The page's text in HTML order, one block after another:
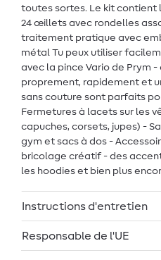
toutes sortes. Le kit contient
24 œillets avec rondelles
traitement pratique avec
métal Tu peux utiliser
avec la pince Vario de Prym
proprement, rapidement et
sans couture sont parfaits
Fermetures à lacets sur les
capuches, corsets, jupes) -
gym et sacs à dos -
bricolage créatif - des
les hoodies et bien plus
Instructions d'entretien
Responsable de l'UE